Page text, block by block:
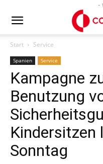
-
Start Service
Spanien Service
Kampagne
Benutzung
Kindersitzen
Sonntag